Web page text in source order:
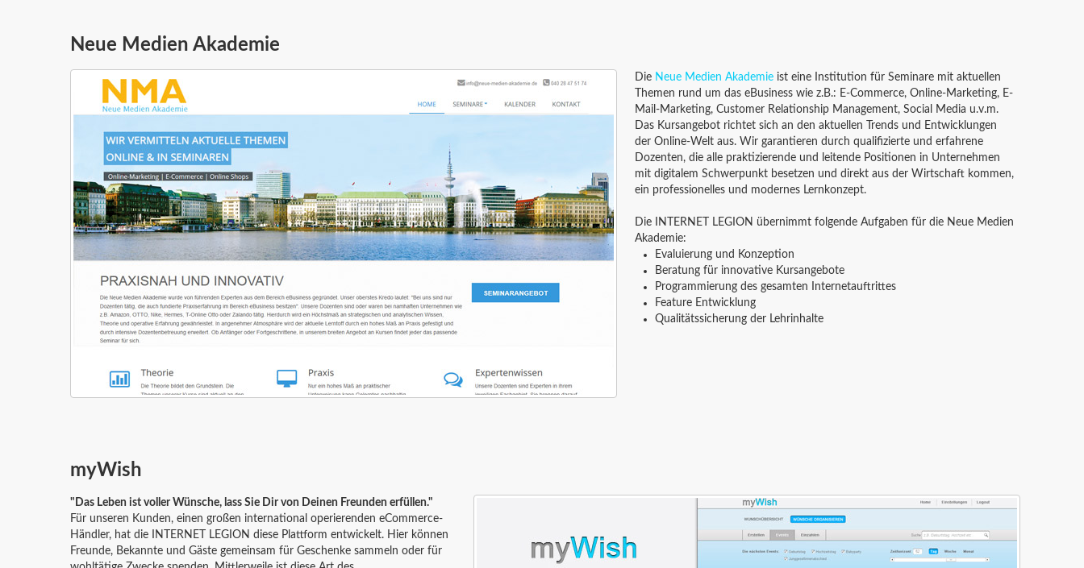
Neue Medien Akademie
Die Neue Medien Akademie ist eine Institution für Seminare mit aktuellen
Themen rund um das eBusiness wie z.B.: E-Commerce, Online-Marketing, E-
Mail-Marketing, Customer Relationship Management, Social Media u.v.m.
Das Kursangebot richtet sich an den aktuellen Trends und Entwicklungen
der Online-Welt aus. Wir garantieren durch qualifizierte und erfahrene
Dozenten, die alle praktizierende und leitende Positionen in Unternehmen
mit digitalem Schwerpunkt besetzen und direkt aus der Wirtschaft kommen,
ein professionelles und modernes Lernkonzept.
Die INTERNET LEGION übernimmt folgende Aufgaben für die Neue Medien
Akademie:
Evaluierung und Konzeption
Beratung für innovative Kursangebote
Programmierung des gesamten Internetauftrittes
Feature Entwicklung
Qualitätssicherung der Lehrinhalte
myWish
"Das Leben ist voller Wünsche, lass Sie Dir von Deinen Freunden erfüllen."
Für unseren Kunden, einen großen international operierenden eCommerce-
Händler, hat die INTERNET LEGION diese Plattform entwickelt. Hier können
Freunde, Bekannte und Gäste gemeinsam für Geschenke sammeln oder für